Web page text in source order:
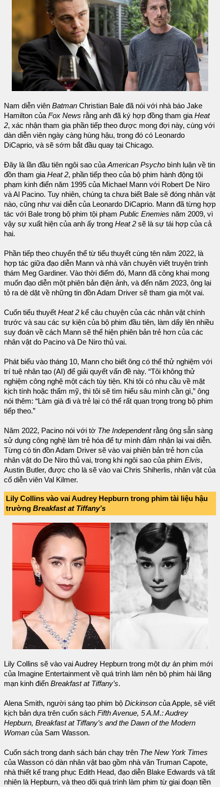
Nam diễn viên Batman Christian Bale đã nói với nhà báo Jake
Hamilton của Fox News rằng anh đã ký hợp đồng tham gia Heat
2, xác nhận tham gia phần tiếp theo được mong đợi này, cùng với
dàn diễn viên ngày càng hùng hậu, trong đó có Leonardo
DiCaprio, và sẽ sớm bắt đầu quay tại Chicago.
Đây là lần đầu tiên ngôi sao của American Psycho bình luận về tin
đồn tham gia Heat 2, phần tiếp theo của bộ phim hành động tội
phạm kinh điển năm 1995 của Michael Mann với Robert De Niro
và Al Pacino. Tuy nhiên, chúng ta chưa biết Bale sẽ đóng nhân vật
nào, cũng như vai diễn của Leonardo DiCaprio. Mann đã từng hợp
tác với Bale trong bộ phim tội phạm Public Enemies năm 2009, vì
vậy sự xuất hiện của anh ấy trong Heat 2 sẽ là sự tái hợp của cả
hai.
Phần tiếp theo chuyển thể từ tiểu thuyết cùng tên năm 2022, là
hợp tác giữa đạo diễn Mann và nhà văn chuyên viết truyện trinh
thám Meg Gardiner. Vào thời điểm đó, Mann đã công khai mong
muốn đạo diễn một phiên bản điện ảnh, và đến năm 2023, ông lại
tỏ ra dè dặt về những tin đồn Adam Driver sẽ tham gia một vai.
Cuốn tiểu thuyết Heat 2 kể câu chuyện của các nhân vật chính
trước và sau các sự kiện của bộ phim đầu tiên, làm dấy lên nhiều
suy đoán về cách Mann sẽ thể hiện phiên bản trẻ hơn của các
nhân vật do Pacino và De Niro thủ vai.
Phát biểu vào tháng 10, Mann cho biết ông có thể thử nghiệm với
trí tuệ nhân tạo (AI) để giải quyết vấn đề này. “Tôi không thử
nghiệm công nghệ một cách tùy tiện. Khi tôi có nhu cầu về mặt
kịch tính hoặc thẩm mỹ, thì tôi sẽ tìm hiểu sâu mình cần gì,” ông
nói thêm: “Làm già đi và trẻ lại có thể rất quan trọng trong bộ phim
tiếp theo.”
Năm 2022, Pacino nói với tờ The Independentrằng ông sẵn sàng
sử dụng công nghệ làm trẻ hóa để tự mình đảm nhận lại vai diễn.
Từng có tin đồn Adam Driver sẽ vào vai phiên bản trẻ hơn của
nhân vật do De Niro thủ vai, trong khi ngôi sao của phim Elvis,
Austin Butler, được cho là sẽ vào vai Chris Shiherlis, nhân vật của
cố diễn viên Val Kilmer.
Lily Collins vào vai Audrey Hepburn trong phim tài liệu hậu
trường Breakfast at Tiffany’s
Lily Collins sẽ vào vai Audrey Hepburn trong một dự án phim mới
của Imagine Entertainment về quá trình làm nên bộ phim hài lãng
mạn kinh điển Breakfast at Tiffany’s.
Alena Smith, người sáng tạo phim bộ Dickinson của Apple, sẽ viết
kịch bản dựa trên cuốn sách Fifth Avenue, 5 A.M.: Audrey
Hepburn, Breakfast at Tiffany’s and the Dawn of the Modern
Woman của Sam Wasson.
Cuốn sách trong danh sách bán chạy trên The New York Times
của Wasson có dàn nhân vật bao gồm nhà văn Truman Capote,
nhà thiết kế trang phục Edith Head, đạo diễn Blake Edwards và tất
nhiên là Hepburn, và theo dõi quá trình làm phim từ giai đoạn tiền